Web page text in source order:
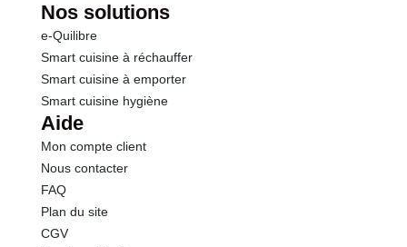
Nos solutions
e-Quilibre
Smart cuisine à réchauffer
Smart cuisine à emporter
Smart cuisine hygiène
Aide
Mon compte client
Nous contacter
FAQ
Plan du site
CGV